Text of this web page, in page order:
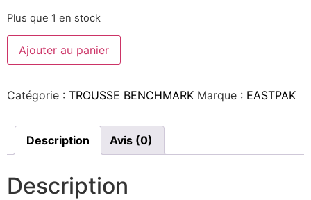
Plus que 1 en stock
Ajouter au panier
Catégorie : TROUSSE BENCHMARK Marque : EASTPAK
Description Avis (0)
Description